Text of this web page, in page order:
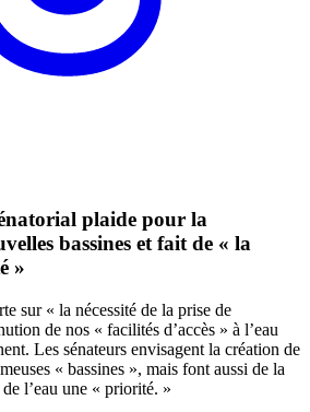
plaide pour la
bassines et fait de « la
»
sur « la nécessité de la prise de
de nos « facilités d’accès » à l’eau
Les sénateurs envisagent la création de
« bassines », mais font aussi de la
l’eau une « priorité. »